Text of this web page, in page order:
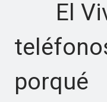
El
porqué